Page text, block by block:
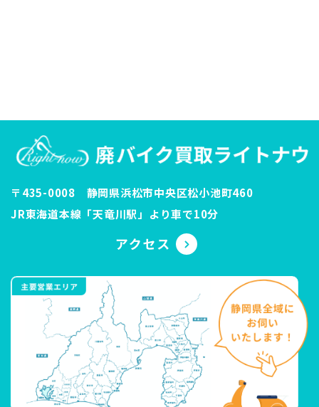
〒435-0008 静岡県浜松市中央区松小池町460
JR東海道本線「天竜川駅」より車で10分